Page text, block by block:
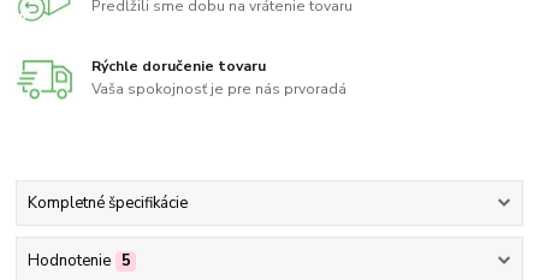
Predĺžili sme dobu na vrátenie tovaru
Rýchle doručenie tovaru
Vaša spokojnosť je pre nás prvoradá
Kompletné špecifikácie
Hodnotenie 5